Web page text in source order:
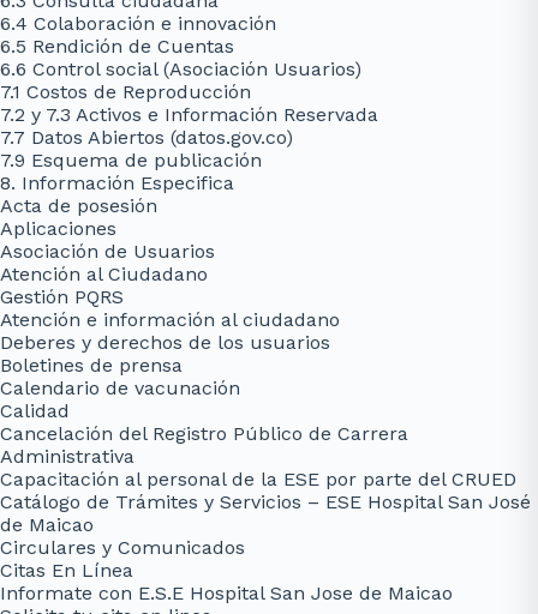
6.4 Colaboración e innovación
6.5 Rendición de Cuentas
6.6 Control social (Asociación Usuarios)
7.1 Costos de Reproducción
7.2 y 7.3 Activos e Información Reservada
7.7 Datos Abiertos (datos.gov.co)
7.9 Esquema de publicación
8. Información Especifica
Acta de posesión
Aplicaciones
Asociación de Usuarios
Atención al Ciudadano
Gestión PQRS
Atención e información al ciudadano
Deberes y derechos de los usuarios
Boletines de prensa
Calendario de vacunación
Calidad
Cancelación del Registro Público de Carrera
Administrativa
Capacitación al personal de la ESE por parte del CRUED
Catálogo de Trámites y Servicios – ESE Hospital San José
de Maicao
Circulares y Comunicados
Citas En Línea
Informate con E.S.E Hospital San Jose de Maicao